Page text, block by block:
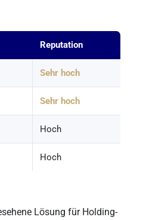
Reputation
Sehr hoch
Sehr hoch
Hoch
Hoch
Lösung für Holding-